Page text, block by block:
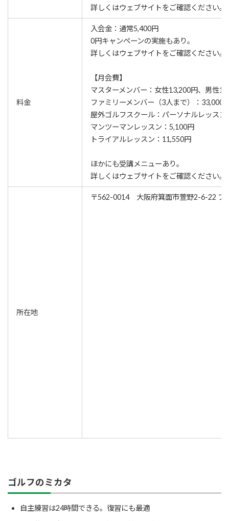
詳しくはウェブサイトをご確認ください。
料金
入会金：通常5,400円
0円キャンペーンの実施もあり。
詳しくはウェブサイトをご確認ください。
【月会費】
マスターメンバー：女性13,200円、男性
ファミリーメンバー（3人まで）：33,000
屋外ゴルフスクール：パーソナルレッスン
マンツーマンレッスン：5,100円
トライアルレッスン：11,550円
ほかにも受講メニューあり。
詳しくはウェブサイトをご確認ください。
所在地
〒562-0014 大阪府箕面市萱野2-6-22 フ
ゴルフのミカタ
自主練習は24時間できる。復習にも最適